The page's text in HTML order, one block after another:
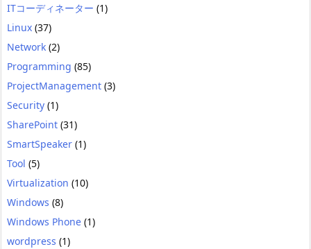
ITコーディネーター (1)
Linux (37)
Network (2)
Programming (85)
ProjectManagement (3)
Security (1)
SharePoint (31)
SmartSpeaker (1)
Tool (5)
Virtualization (10)
Windows (8)
Windows Phone (1)
wordpress (1)